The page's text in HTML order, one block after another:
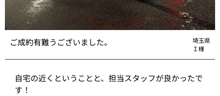
ご成約有難うございました。
埼玉県
Ｉ様
自宅の近くということと、担当スタッフが良かったで
す！